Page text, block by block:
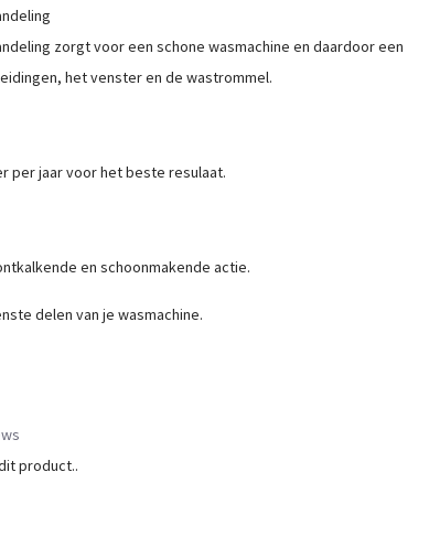
zorgt voor een schone wasmachine en daardoor een
het venster en de wastrommel.
per jaar voor het beste resulaat.
en schoonmakende actie.
delen van je wasmachine.
product..